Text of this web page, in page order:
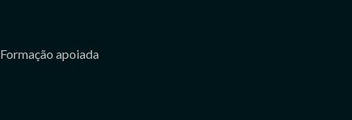
Formação apoiada